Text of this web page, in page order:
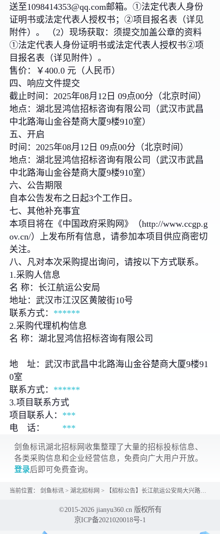
送至1098414353@qq.com邮箱。①法定代表人身份
证明书或法定代表人授权书；②项目报名表（详见
附件）。 （2）现场获取：须提交加盖公章的资料
①法定代表人身份证明书或法定代表人授权书②项
目报名表（详见附件）。
售价：￥400.0 元（人民币）
四、响应文件提交
截止时间：2025年08月12日 09点00分（北京时间）
地点：湖北昱鸿信招标咨询有限公司（武汉市武昌
中北路海山金谷楚商大厦9楼910室）
五、开启
时间：2025年08月12日 09点00分（北京时间）
地点：湖北昱鸿信招标咨询有限公司（武汉市武昌
中北路海山金谷楚商大厦9楼910室）
六、公告期限
自本公告发布之日起3个工作日。
七、其他补充事宜
本项目将在《中国政府采购网》（http://www.ccgp.g
ov.cn/）上发布所有信息，请参加本项目供应商密切
关注。
八、凡对本次采购提出询问，请按以下方式联系。
1.采购人信息
名 称：长江航运公安局
地址：武汉市江汉区黄陂街10号
联系方式： ******
2.采购代理机构信息
名 称：湖北昱鸿信招标咨询有限公司
地 址：武汉市武昌中北路海山金谷楚商大厦9楼91
0室
联系方式： ******
3.项目联系方式
项目联系人： ***
电 话： ***
剑鱼标讯湖北招标网收集整理了大量的招标投标信息、
各类采购信息和企业经营信息，免费向广大用户开放。
登录后即可免费查询。
当前位置： 剑鱼标讯 > 湖北招标网 > 【招标公告】长江航运公安局大兴路青年公寓改造项目竞争性磋商采购公告
©2015-2026 jianyu360.cn 版权所有
京ICP备2021020018号-1